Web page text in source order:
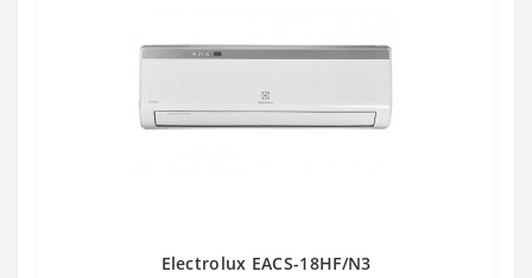
Electrolux EACS-18HF/N3